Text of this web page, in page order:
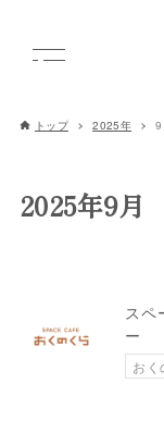
トップ 2025年 9
2025年9月
スペ
ー
おく